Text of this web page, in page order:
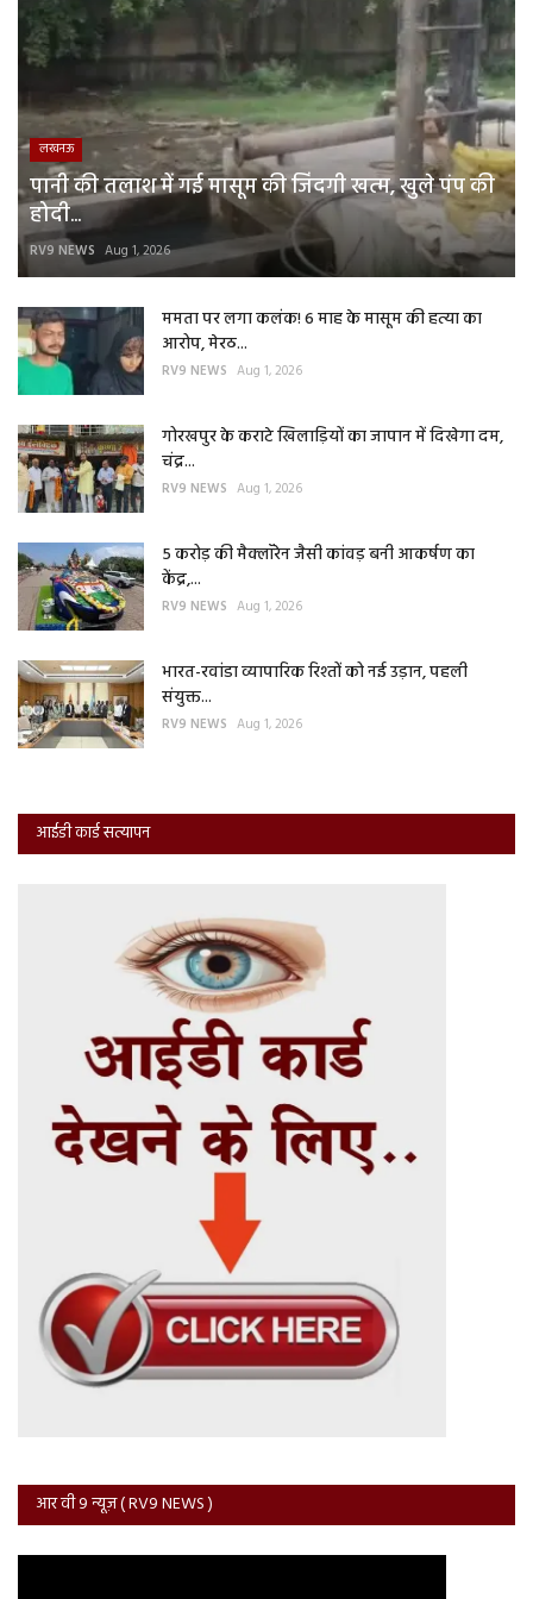
लखनऊ
पानी की तलाश में गई मासूम की जिंदगी खत्म, खुले पंप की
होदी...
RV9 NEWS Aug 1, 2026
ममता पर लगा कलंक! 6 माह के मासूम की हत्या का
आरोप, मेरठ...
RV9 NEWS Aug 1, 2026
गोरखपुर के कराटे खिलाड़ियों का जापान में दिखेगा दम,
चंद्र...
RV9 NEWS Aug 1, 2026
5 करोड़ की मैक्लॉरेन जैसी कांवड़ बनी आकर्षण का
केंद्र,...
RV9 NEWS Aug 1, 2026
भारत-रवांडा व्यापारिक रिश्तों को नई उड़ान, पहली
संयुक्त...
RV9 NEWS Aug 1, 2026
आईडी कार्ड सत्यापन
आर वी 9 न्यूज़ ( RV9 NEWS )